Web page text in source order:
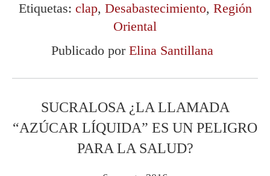
Etiquetas: clap, Desabastecimiento, Región
Oriental
Publicado por Elina Santillana
SUCRALOSA ¿LA LLAMADA
“AZÚCAR LÍQUIDA” ES UN PELIGRO
PARA LA SALUD?